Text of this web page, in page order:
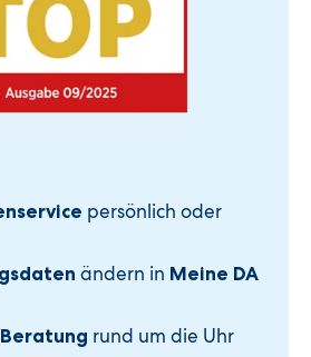
persönlich oder
ändern in Meine DA
rund um die Uhr